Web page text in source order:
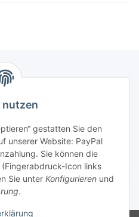
nutzen
gestatten Sie den
unserer Website: PayPal
Sie können die
Icon links
Sie unter Konfigurieren und
.
Versand